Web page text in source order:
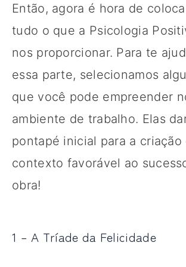
Então, agora é hora de
tudo o que a Psicologia
nos proporcionar. Para te
essa parte, selecionamos
que você pode empreender
ambiente de trabalho. Elas
pontapé inicial para a criação
contexto favorável ao
obra!
1 – A Tríade da Felicidade